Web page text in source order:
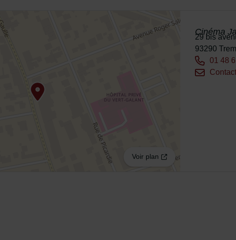
Voir plan
Cinéma
Adresse :
29 bis
93290
Tél. :01 48
Courriel :